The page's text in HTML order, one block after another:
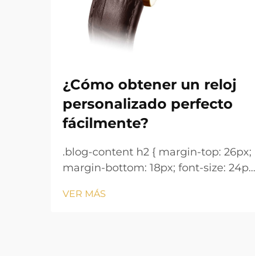
¿Cómo obtener un reloj
personalizado perfecto
fácilmente?
.blog-content h2 { margin-top: 26px;
margin-bottom: 18px; font-size: 24px
height: normal; } .blog-content h3 {
VER MÁS